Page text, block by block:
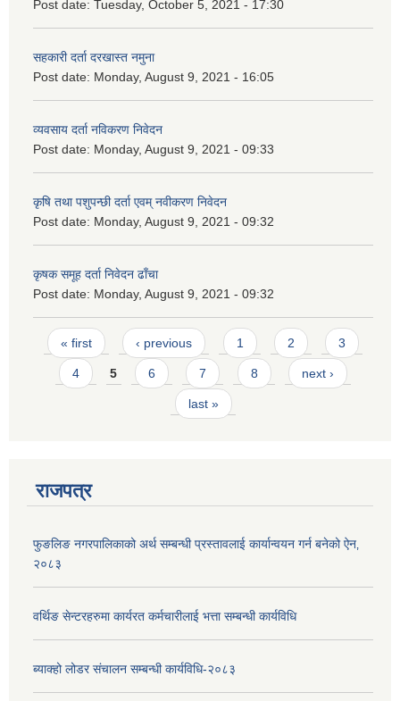
Post date: Tuesday, October 5, 2021 - 17:30
सहकारी दर्ता दरखास्त नमुना
Post date: Monday, August 9, 2021 - 16:05
व्यवसाय दर्ता नविकरण निवेदन
Post date: Monday, August 9, 2021 - 09:33
कृषि तथा पशुपन्छी दर्ता एवम् नवीकरण निवेदन
Post date: Monday, August 9, 2021 - 09:32
कृषक समूह दर्ता निवेदन ढाँचा
Post date: Monday, August 9, 2021 - 09:32
Pages
« first ‹ previous 1 2 3
4 5 6 7 8 next ›
last »
राजपत्र
फुङलिङ नगरपालिकाको अर्थ सम्बन्धी प्रस्तावलाई कार्यान्वयन गर्न बनेको ऐन‚
२०८३
वर्थिङ सेन्टरहरुमा कार्यरत कर्मचारीलाई भत्ता सम्बन्धी कार्यविधि
ब्याक्हो लोडर संचालन सम्बन्धी कार्यविधि-२०८३